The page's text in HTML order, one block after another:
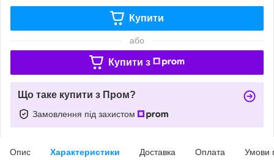
Купити
або
Купити з
Що таке купити з Пром?
Замовлення під захистом
Опис Характеристики Доставка Оплата Умови